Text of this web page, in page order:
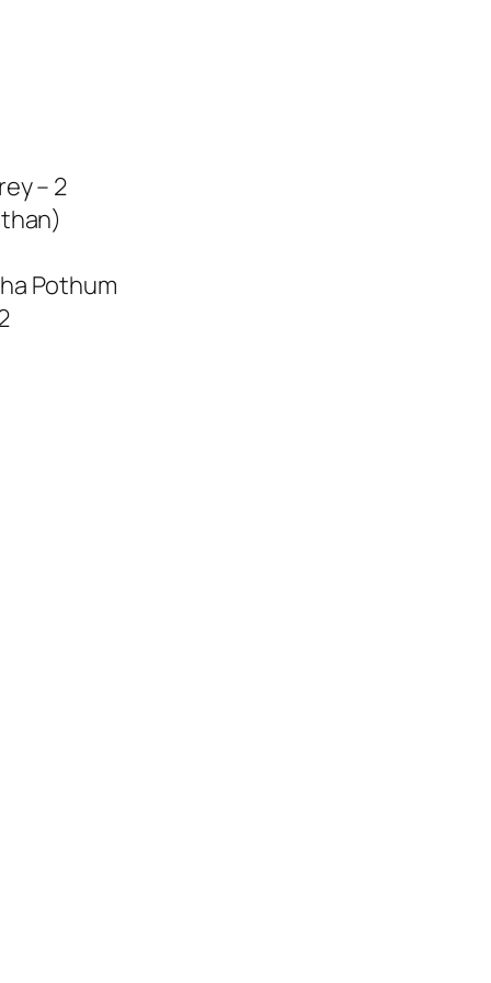
– 2
Pothum